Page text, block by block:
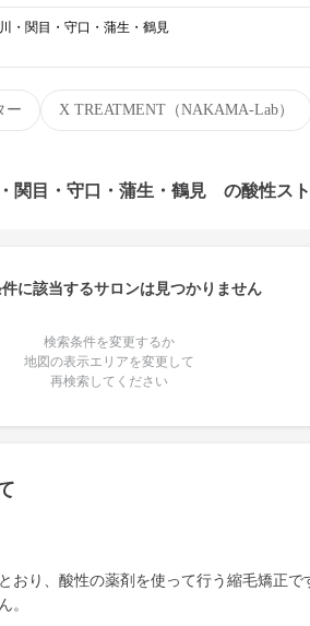
ー X TREATMENT（NAKAMA-Lab）
・関目・守口・蒲生・鶴見
関目・守口・蒲生・鶴見 の酸性ス
に該当するサロンは見つかりません
検索条件を変更するか
地図の表示エリアを変更して
再検索してください
おり、酸性の薬剤を使って行う縮毛矯正で
。